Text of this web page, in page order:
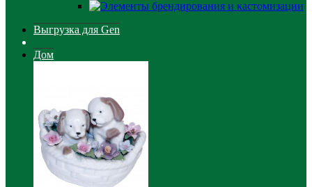
Выгрузка для Gen
Дом